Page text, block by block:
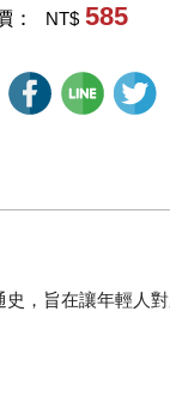
： NT$ 585
，旨在讓年輕人